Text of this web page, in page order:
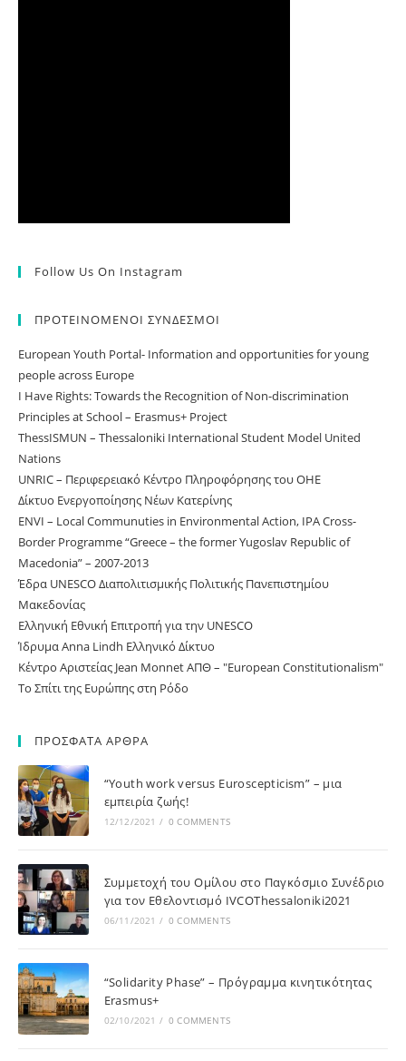
Follow Us On Instagram
ΠΡΟΤΕΙΝΟΜΕΝΟΙ ΣΥΝΔΕΣΜΟΙ
European Youth Portal- Information and opportunities for young
people across Europe
I Have Rights: Towards the Recognition of Non-discrimination
Principles at School – Erasmus+ Project
ThessISMUN – Thessaloniki International Student Model United
Nations
UNRIC – Περιφερειακό Κέντρο Πληροφόρησης του ΟΗΕ
Δίκτυο Ενεργοποίησης Νέων Κατερίνης
ΕNVI – Local Communuties in Environmental Action, IPA Cross-
Border Programme “Greece – the former Yugoslav Republic of
Macedonia” – 2007-2013
Έδρα UNESCO Διαπολιτισμικής Πολιτικής Πανεπιστημίου
Μακεδονίας
Ελληνική Εθνική Επιτροπή για την UNESCO
Ίδρυμα Anna Lindh Ελληνικό Δίκτυο
Κέντρο Αριστείας Jean Monnet ΑΠΘ – "European Constitutionalism"
Το Σπίτι της Ευρώπης στη Ρόδο
ΠΡΟΣΦΑΤΑ ΑΡΘΡΑ
“Youth work versus Euroscepticism” – μια
εμπειρία ζωής!
12/12/2021 / 0 COMMENTS
Συμμετοχή του Ομίλου στο Παγκόσμιο Συνέδριο
για τον Εθελοντισμό IVCOThessaloniki2021
06/11/2021 / 0 COMMENTS
“Solidarity Phase” – Πρόγραμμα κινητικότητας
Erasmus+
02/10/2021 / 0 COMMENTS